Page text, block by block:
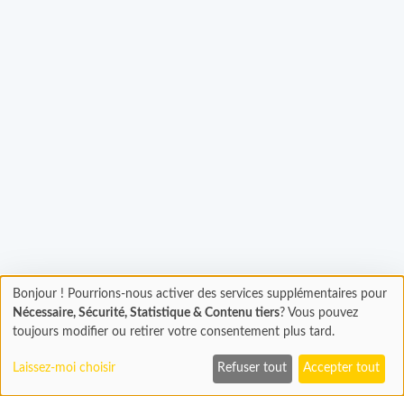
Chargement... Chargement
En cours...
Bonjour ! Pourrions-nous activer des services supplémentaires pour
Nécessaire, Sécurité, Statistique & Contenu tiers? Vous pouvez
toujours modifier ou retirer votre consentement plus tard.
Laissez-moi choisir Refuser tout Accepter tout